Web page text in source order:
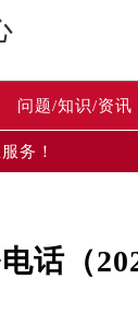
问题/知识/资讯
务！
话（